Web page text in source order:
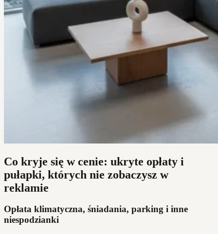
Co kryje się w cenie: ukryte opłaty i
pułapki, których nie zobaczysz w
reklamie
Opłata klimatyczna, śniadania, parking i inne
niespodzianki